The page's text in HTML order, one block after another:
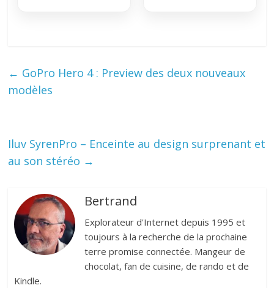
← GoPro Hero 4 : Preview des deux nouveaux
modèles
Iluv SyrenPro – Enceinte au design surprenant et
au son stéréo →
Bertrand
Explorateur d'Internet depuis 1995 et
toujours à la recherche de la prochaine
terre promise connectée. Mangeur de
chocolat, fan de cuisine, de rando et de
Kindle.